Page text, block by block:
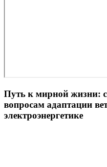
Путь к мирной жизни:
вопросам адаптации
электроэнергетике